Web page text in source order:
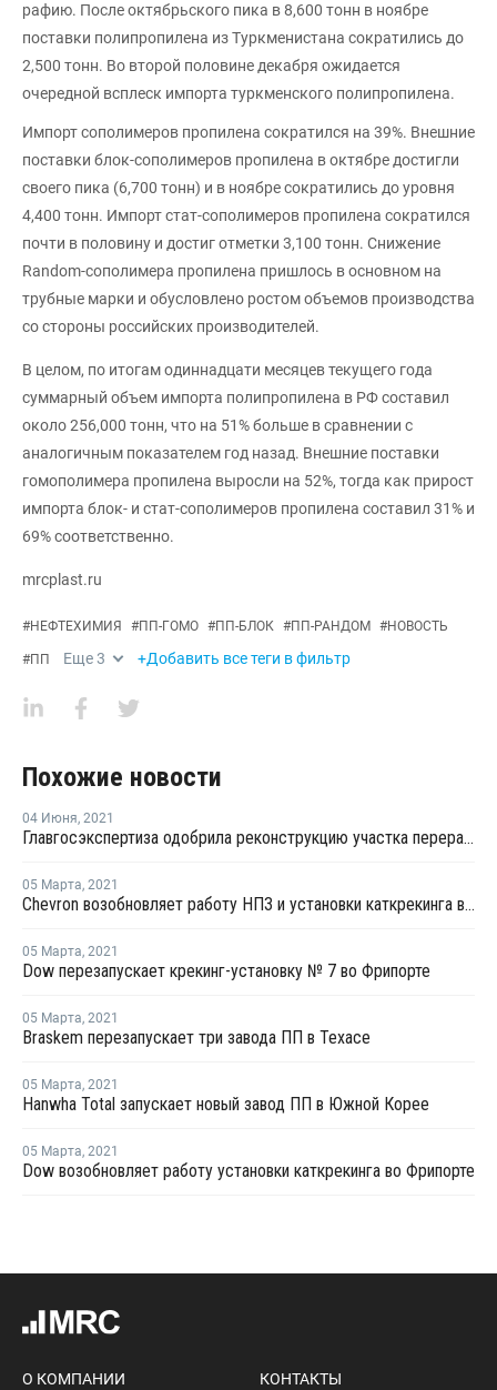
рафию. После октябрьского пика в 8,600 тонн в ноябре
поставки полипропилена из Туркменистана сократились до
2,500 тонн. Во второй половине декабря ожидается
очередной всплеск импорта туркменского полипропилена.
Импорт сополимеров пропилена сократился на 39%. Внешние
поставки блок-сополимеров пропилена в октябре достигли
своего пика (6,700 тонн) и в ноябре сократились до уровня
4,400 тонн. Импорт стат-сополимеров пропилена сократился
почти в половину и достиг отметки 3,100 тонн. Снижение
Random-сополимера пропилена пришлось в основном на
трубные марки и обусловлено ростом объемов производства
со стороны российских производителей.
В целом, по итогам одиннадцати месяцев текущего года
суммарный объем импорта полипропилена в РФ составил
около 256,000 тонн, что на 51% больше в сравнении с
аналогичным показателем год назад. Внешние поставки
гомополимера пропилена выросли на 52%, тогда как прирост
импорта блок- и стат-сополимеров пропилена составил 31% и
69% соответственно.
mrcplast.ru
#НЕФТЕХИМИЯ #ПП-ГОМО #ПП-БЛОК #ПП-РАНДОМ #НОВОСТЬ
#ПП Еще3 +Добавить все теги в фильтр
Похожие новости
04 Июня, 2021
Главгосэкспертиза одобрила реконструкцию участка переработки углеводородного сырья для полимеров на ЗапСибНефтехиме
05 Марта, 2021
Chevron возобновляет работу НПЗ и установки каткрекинга в Пасадене
05 Марта, 2021
Dow перезапускает крекинг-установку № 7 во Фрипорте
05 Марта, 2021
Braskem перезапускает три завода ПП в Техасе
05 Марта, 2021
Hanwha Total запускает новый завод ПП в Южной Корее
05 Марта, 2021
Dow возобновляет работу установки каткрекинга во Фрипорте
О КОМПАНИИ КОНТАКТЫ